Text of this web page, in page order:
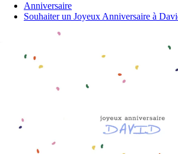
Anniversaire
Souhaiter un Joyeux Anniversaire à